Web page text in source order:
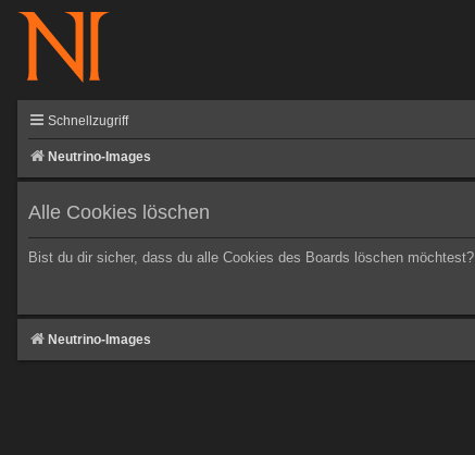
Schnellzugriff
Neutrino-Images
Alle Cookies löschen
Bist du dir sicher, dass du alle Cookies des Boards löschen möchtest?
Neutrino-Images